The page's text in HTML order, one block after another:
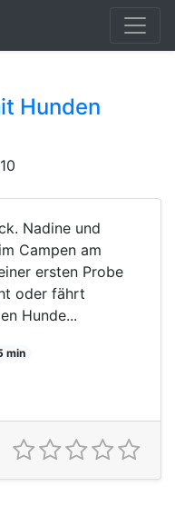
Hunden
Nadine und
Campen am
ersten Probe
oder fährt
Hunde...
min